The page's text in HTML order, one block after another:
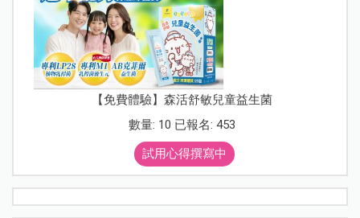
【免費體驗】森活舒敏兒童益生菌
數量: 10 已報名: 453
試用心得撰寫中